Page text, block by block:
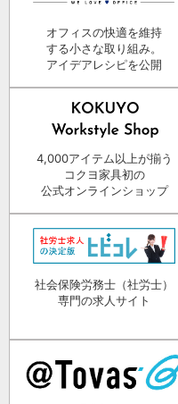
オフィスの快適を維持
する小さな取り組み。
アイデアレシピを公開
4,000アイテム以上が揃う
コクヨ家具初の
公式オンラインショップ
社会保険労務士（社労士）
専門の求人サイト